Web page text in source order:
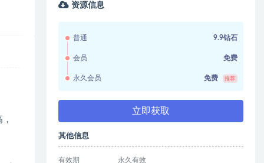
资源信息
普通 9.9钻石
会员 免费
永久会员 免费 推荐
立即获取
其他信息
有效期 永久有效